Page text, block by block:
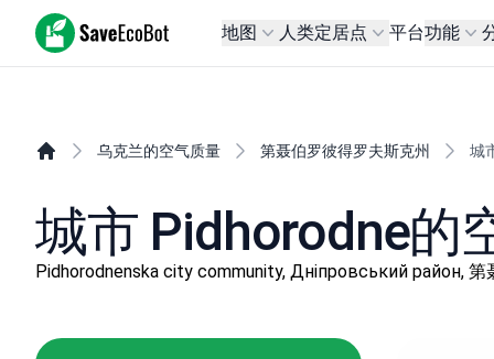
SaveEcoBot 地图 人类定居点 平台功能
乌克兰的空气质量 第聂伯罗彼得罗夫斯克州 城
城市 Pidhorodne的
Pidhorodnenska city community, Дніпровський район,